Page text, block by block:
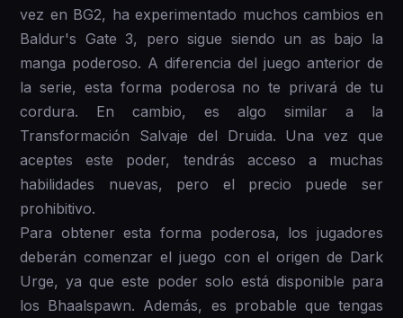
vez en BG2, ha experimentado muchos cambios en
Baldur's Gate 3, pero sigue siendo un as bajo la
manga poderoso. A diferencia del juego anterior de
la serie, esta forma poderosa no te privará de tu
cordura. En cambio, es algo similar a la
Transformación Salvaje del Druida. Una vez que
aceptes este poder, tendrás acceso a muchas
habilidades nuevas, pero el precio puede ser
prohibitivo.
Para obtener esta forma poderosa, los jugadores
deberán comenzar el juego con el origen de Dark
Urge, ya que este poder solo está disponible para
los Bhaalspawn. Además, es probable que tengas